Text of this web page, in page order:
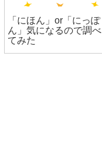
「にほん」or「にっぽ
ん」気になるので調べ
てみた